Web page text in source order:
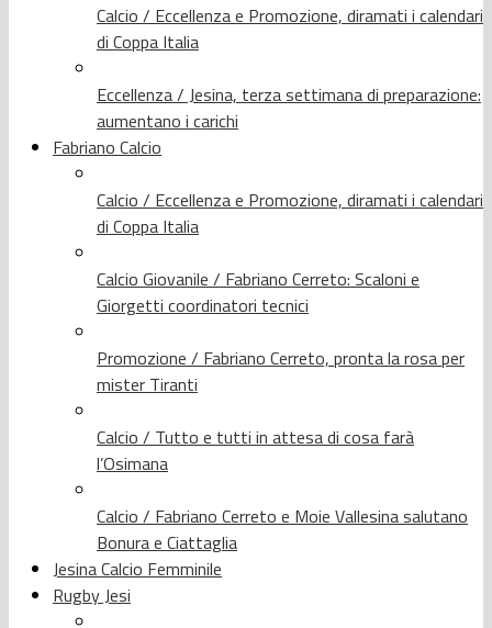
Calcio / Eccellenza e Promozione, diramati i calendari
di Coppa Italia
Eccellenza / Jesina, terza settimana di preparazione:
aumentano i carichi
Fabriano Calcio
Calcio / Eccellenza e Promozione, diramati i calendari
di Coppa Italia
Calcio Giovanile / Fabriano Cerreto: Scaloni e
Giorgetti coordinatori tecnici
Promozione / Fabriano Cerreto, pronta la rosa per
mister Tiranti
Calcio / Tutto e tutti in attesa di cosa farà
l’Osimana
Calcio / Fabriano Cerreto e Moie Vallesina salutano
Bonura e Ciattaglia
Jesina Calcio Femminile
Rugby Jesi